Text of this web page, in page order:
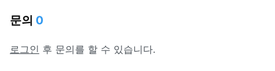
문의 0
로그인 후 문의를 할 수 있습니다.